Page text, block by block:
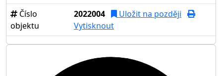
Číslo
objektu
2022004
Uložit na později
Vytisknout